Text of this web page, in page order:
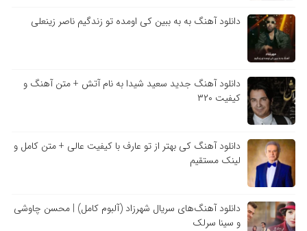
دانلود آهنگ به به ببین کی اومده تو زندگیم ناصر زینعلی
دانلود آهنگ جدید سعید شیدا به نام آتش + متن آهنگ و
کیفیت ۳۲۰
دانلود آهنگ کی بهتر از تو عارف با کیفیت عالی + متن کامل و
لینک مستقیم
دانلود آهنگ‌های سریال شهرزاد (آلبوم کامل) | محسن چاوشی
و سینا سرلک